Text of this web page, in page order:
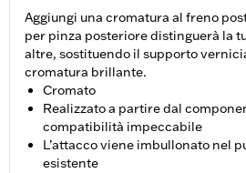
Aggiungi una cromatura al freno
per pinza posteriore distinguerà la
altre, sostituendo il supporto
cromatura brillante.
Cromato
Realizzato a partire dal
compatibilità impeccabile
L’attacco viene imbullonato nel
esistente